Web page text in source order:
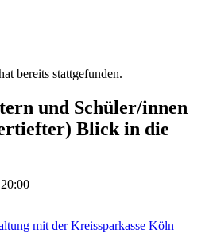
bereits stattgefunden.
und Schüler/innen
Blick in die
20:00
mit der Kreissparkasse Köln –